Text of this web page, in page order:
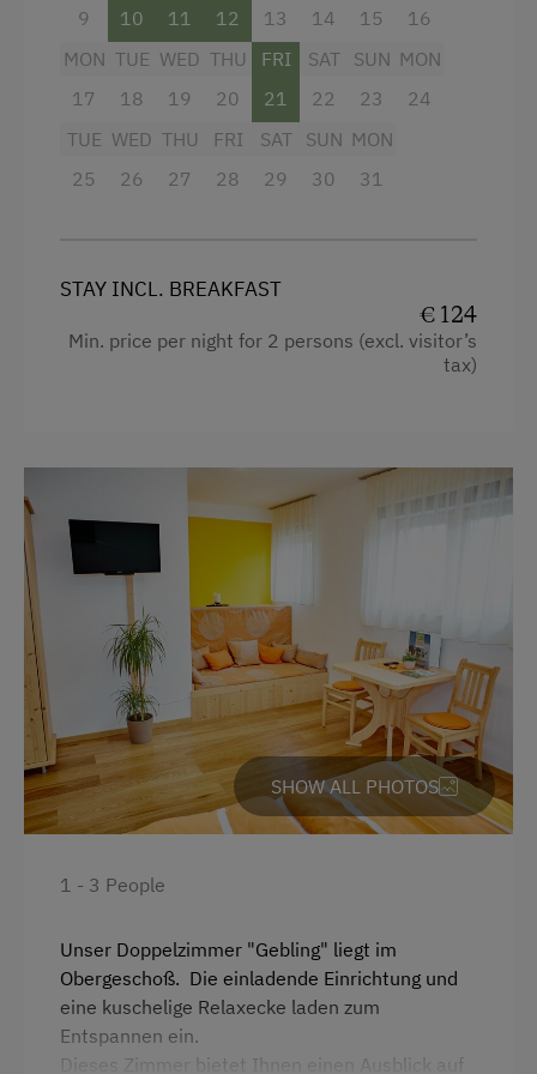
Bed and Breakfast
Tableware Provided
Dishwasher
Coffee Machine
Local Delicacies
Stay Incl. Breakfast
Internet Access
Free Internet
Activities at/near the Property
Lake for Swimming
Accessible Hiking Trail
Disco
Nature Trail
Bicycle Rental
Public Outdoor Pool
Modern
Queen size bed
9
10
11
12
13
14
15
16
MON
17
TUE
18
WED
19
THU
20
FRI
21
SAT
22
SUN
23
MON
24
TUE
25
WED
26
THU
27
FRI
28
SAT
29
SUN
30
MON
31
STAY INCL. BREAKFAST
€ 124
Min. price per night for 2 persons (excl. visitor’s
tax)
SHOW ALL PHOTOS
1 - 3 People
Unser Doppelzimmer "Gebling" liegt im
Obergeschoß. Die einladende Einrichtung und
eine kuschelige Relaxecke laden zum
Entspannen ein.
Dieses Zimmer bietet Ihnen einen Ausblick auf